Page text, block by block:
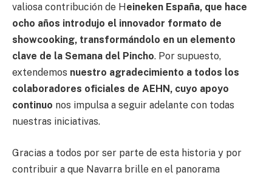
valiosa contribución de Heineken España, que hace
ocho años introdujo el innovador formato de
showcooking, transformándolo en un elemento
clave de la Semana del Pincho. Por supuesto,
extendemos nuestro agradecimiento a todos los
colaboradores oficiales de AEHN, cuyo apoyo
continuo nos impulsa a seguir adelante con todas
nuestras iniciativas.
Gracias a todos por ser parte de esta historia y por
contribuir a que Navarra brille en el panorama